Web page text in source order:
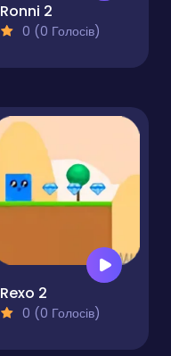
Ronni 2
0 (0 Голосів)
Rexo 2
0 (0 Голосів)